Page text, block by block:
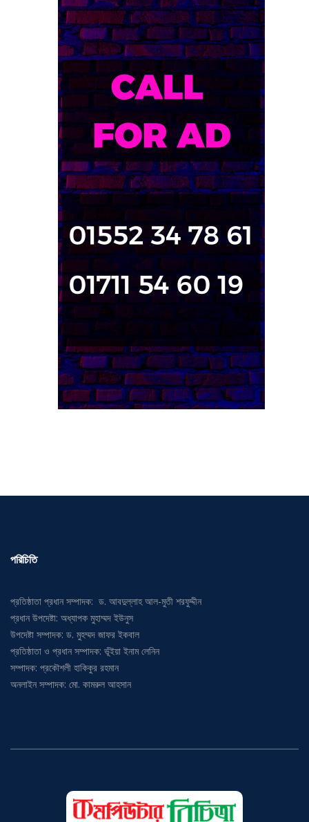
পরিচিতি
প্রতিষ্ঠাতা প্রধান সম্পাদক: ড. আবদুল্লাহ আল-মুতী শরফুদ্দীন
প্রধান উপদেষ্টা: অধ্যাপক মুহাম্মদ ইউনুস
উপদেষ্টা সম্পাদক: ড. মুহম্মদ জাফর ইকবাল
প্রতিষ্ঠাতা ও প্রধান সম্পাদক: ভূঁইয়া ইনাম লেনিন
সম্পাদক: প্রকৌশলী হাকিকুর রহমান
অনলাইন সম্পাদক: মো. কামরুল আহসান